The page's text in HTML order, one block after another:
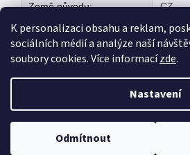
K personalizaci obsahu a reklam,
sociálních médií a analýze naší
soubory cookies. Více informacízde.
Nastavení
Odmítnout
Země původu: CZ
Copyright 2026ELEKTRICKÉ TOPENÍ.
Upravit nastavení